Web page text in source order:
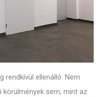
rendkívül ellenálló. Nem
sem, mint az